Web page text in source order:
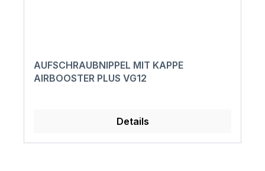
AUFSCHRAUBNIPPEL MIT KAPPE
AIRBOOSTER PLUS VG12
Details